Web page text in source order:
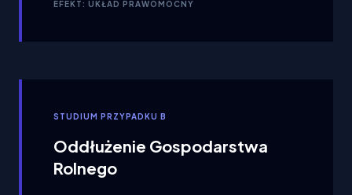
EFEKT: UKŁAD PRAWOMOCNY
STUDIUM PRZYPADKU B
Oddłużenie Gospodarstwa
Rolnego